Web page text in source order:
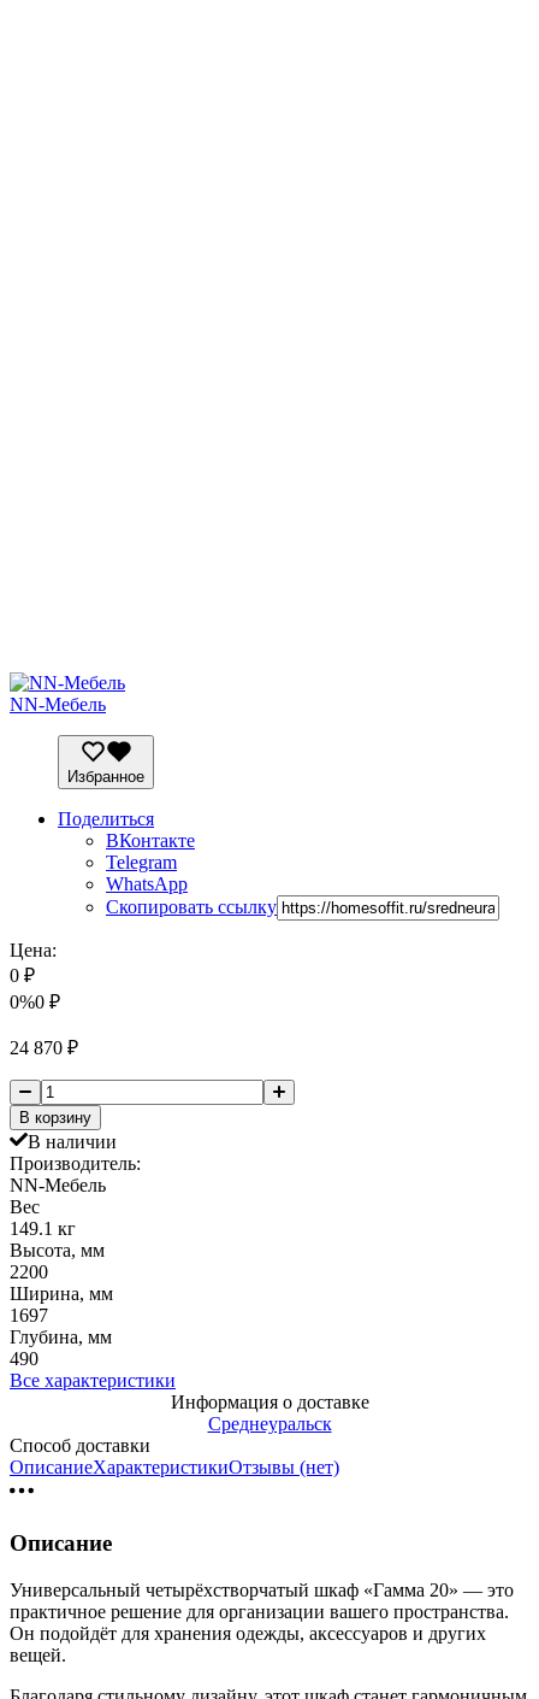
NN-Мебель
Избранное
Поделиться
ВКонтакте
Telegram
WhatsApp
Скопировать ссылку
Цена:
0 ₽
0%0 ₽
24 870 ₽
В корзину
В наличии
Производитель:
NN-Мебель
Вес
149.1 кг
Высота, мм
2200
Ширина, мм
1697
Глубина, мм
490
Все характеристики
Информация о доставке
Среднеуральск
Способ доставки
ОписаниеХарактеристикиОтзывы (нет)
Описание
Универсальный четырёхстворчатый шкаф «Гамма 20» — это
практичное решение для организации вашего пространства.
Он подойдёт для хранения одежды, аксессуаров и других
вещей.